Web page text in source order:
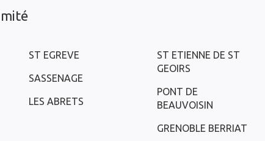
ST EGREVE
SASSENAGE
LES ABRETS
ST ETIENNE DE ST
GEOIRS
PONT DE
BEAUVOISIN
GRENOBLE BERRIAT